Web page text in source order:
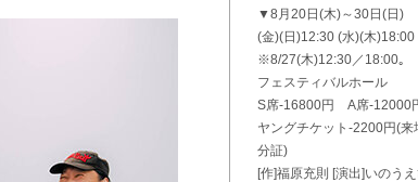
▼8月20日(木)～30日(日)
(金)(日)12:30 (水)(木
※8/27(木)12:30／18:00｡
フェスティバルホール
S席-16800円 A席-12000
ヤングチケット-2200円(
分証)
[作]福原充則 [演出]いのう